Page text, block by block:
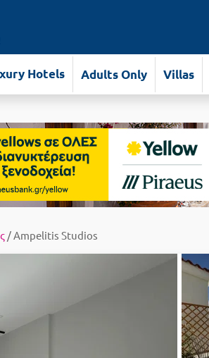
Hotels Adults Only Villas
/ Ampelitis Studios